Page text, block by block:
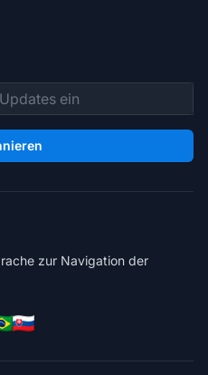
zur Navigation der